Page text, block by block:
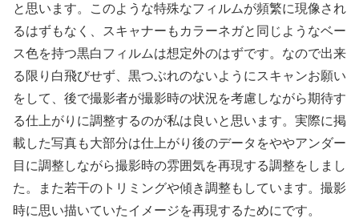
と思います。このような特殊なフィルムが頻繁に現像され
るはずもなく、スキャナーもカラーネガと同じようなベー
ス色を持つ黒白フィルムは想定外のはずです。なので出来
る限り白飛びせず、黒つぶれのないようにスキャンお願い
をして、後で撮影者が撮影時の状況を考慮しながら期待す
る仕上がりに調整するのが私は良いと思います。実際に掲
載した写真も大部分は仕上がり後のデータをややアンダー
目に調整しながら撮影時の雰囲気を再現する調整をしまし
た。また若干のトリミングや傾き調整もしています。撮影
時に思い描いていたイメージを再現するためにです。